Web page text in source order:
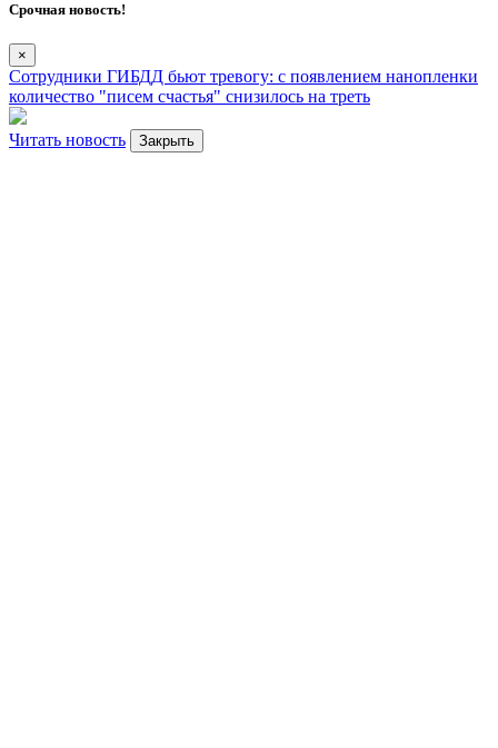
Срочная новость!
×
Сотрудники ГИБДД бьют тревогу: с появлением нанопленки
количество "писем счастья" снизилось на треть
Читать новость Закрыть